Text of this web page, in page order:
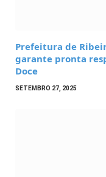
Prefeitura de
garante pronta
Doce
SETEMBRO 27, 2025